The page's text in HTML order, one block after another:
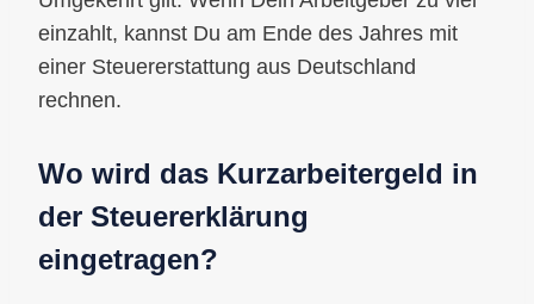
einzahlt, kannst Du am Ende des Jahres mit
einer Steuererstattung aus Deutschland
rechnen.
Wo wird das Kurzarbeitergeld in
der Steuererklärung
eingetragen?